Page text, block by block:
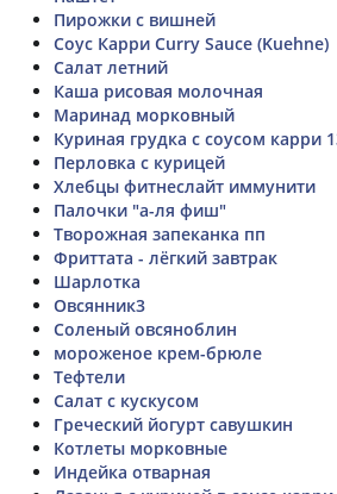
Пирожки с вишней
Соус Карри Curry Sauce (Kuehne)
Салат летний
Каша рисовая молочная
Маринад морковный
Куриная грудка с соусом карри
Перловка с курицей
Хлебцы фитнеслайт иммунити
Палочки "а-ля фиш"
Творожная запеканка пп
Фриттата - лёгкий завтрак
Шарлотка
Овсянник3
Соленый овсяноблин
мороженое крем-брюле
Тефтели
Салат с кускусом
Греческий йогурт савушкин
Котлеты морковные
Индейка отварная